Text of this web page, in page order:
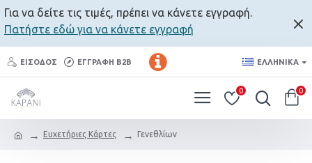
Για να δείτε τις τιμές, πρέπει να κάνετε εγγραφή.
Πατήστε εδώ για να κάνετε εγγραφή
ΕΊΣΟΔΟΣ ΕΓΓΡΑΦΉ B2B ΕΛΛΗΝΙΚΆ
0 0
Ευχετήριες Κάρτες Γενεθλίων